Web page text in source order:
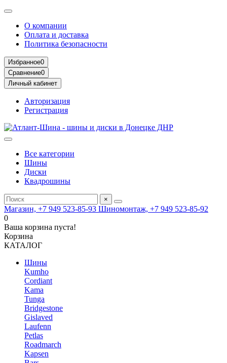
О компании
Оплата и доставка
Политика безопасности
Избранное0
Сравнение0
Личный кабинет
Авторизация
Регистрация
Все категории
Шины
Диски
Квадрошины
×
Магазин, +7 949 523-85-93 Шиномонтаж, +7 949 523-85-92
0
Ваша корзина пуста!
Корзина
КАТАЛОГ
Шины
Kumho
Cordiant
Kama
Tunga
Bridgestone
Gislaved
Laufenn
Petlas
Roadmarch
Kapsen